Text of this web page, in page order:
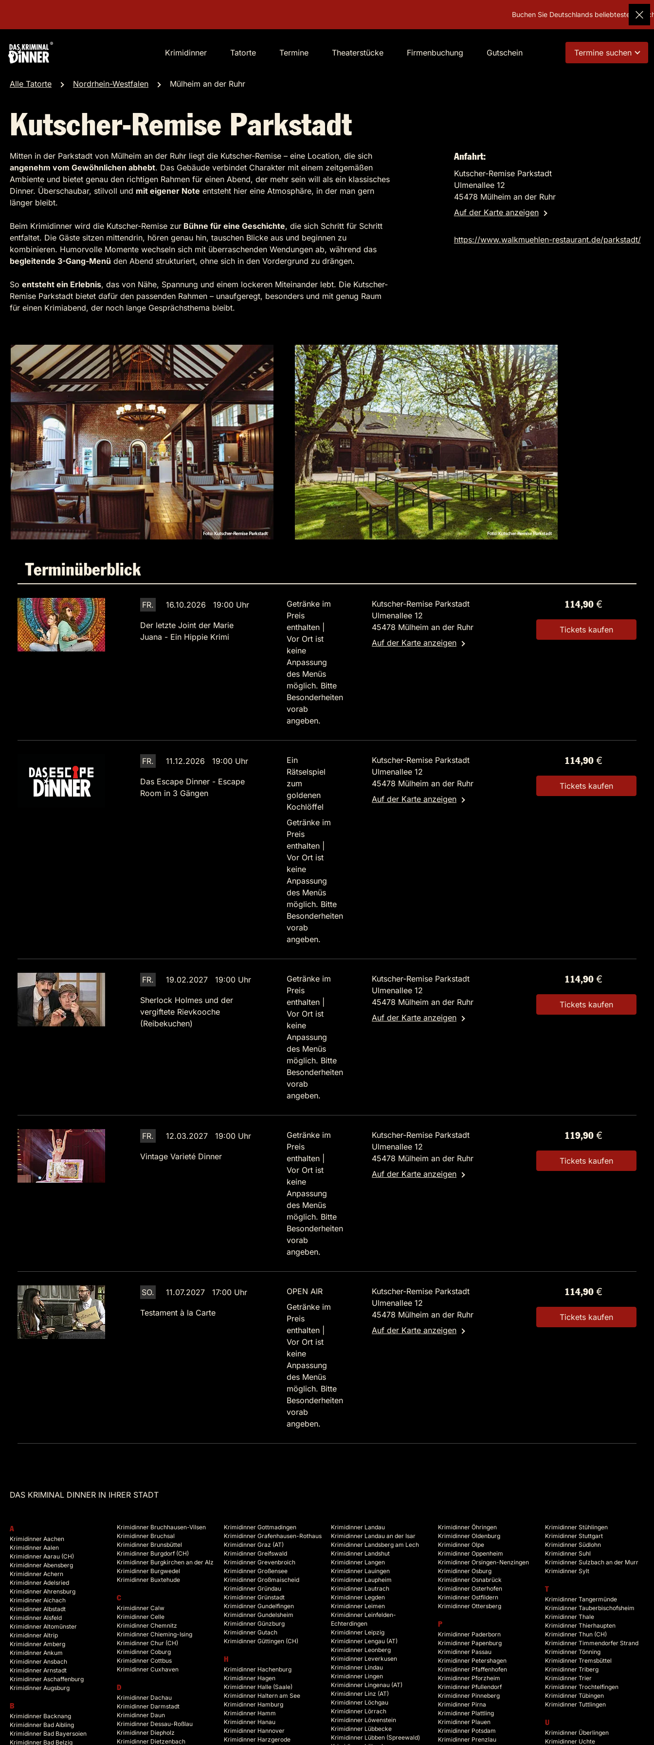
Buchen Sie Deutschlands beliebtestes Geschenk!
Krimidinner Tatorte Termine Theaterstücke Firmenbuchung Gutschein Termine suchen
Alle Tatorte Nordrhein-Westfalen Mülheim an der Ruhr
Kutscher-Remise Parkstadt
Mitten in der Parkstadt von Mülheim an der Ruhr liegt die Kutscher-Remise – eine Location, die sich
angenehm vom Gewöhnlichen abhebt. Das Gebäude verbindet Charakter mit einem zeitgemäßen
Ambiente und bietet genau den richtigen Rahmen für einen Abend, der mehr sein will als ein klassisches
Dinner. Überschaubar, stilvoll und mit eigener Note entsteht hier eine Atmosphäre, in der man gern
länger bleibt.
Beim Krimidinner wird die Kutscher-Remise zur Bühne für eine Geschichte, die sich Schritt für Schritt
entfaltet. Die Gäste sitzen mittendrin, hören genau hin, tauschen Blicke aus und beginnen zu
kombinieren. Humorvolle Momente wechseln sich mit überraschenden Wendungen ab, während das
begleitende 3-Gang-Menü den Abend strukturiert, ohne sich in den Vordergrund zu drängen.
So entsteht ein Erlebnis, das von Nähe, Spannung und einem lockeren Miteinander lebt. Die Kutscher-
Remise Parkstadt bietet dafür den passenden Rahmen – unaufgeregt, besonders und mit genug Raum
für einen Krimiabend, der noch lange Gesprächsthema bleibt.
Anfahrt:
Kutscher-Remise Parkstadt
Ulmenallee 12
45478 Mülheim an der Ruhr
Auf der Karte anzeigen
https://www.walkmuehlen-restaurant.de/parkstadt/
Terminüberblick
FR. 16.10.2026 19:00 Uhr
Der letzte Joint der Marie
Juana - Ein Hippie Krimi
Getränke im
Preis
enthalten |
Vor Ort ist
keine
Anpassung
des Menüs
möglich. Bitte
Besonderheiten
vorab
angeben.
Kutscher-Remise Parkstadt
Ulmenallee 12
45478 Mülheim an der Ruhr
Auf der Karte anzeigen
114,90 €
Tickets kaufen
FR. 11.12.2026 19:00 Uhr
Das Escape Dinner - Escape
Room in 3 Gängen
Ein
Rätselspiel
zum
goldenen
Kochlöffel
Getränke im
Preis
enthalten |
Vor Ort ist
keine
Anpassung
des Menüs
möglich. Bitte
Besonderheiten
vorab
angeben.
Kutscher-Remise Parkstadt
Ulmenallee 12
45478 Mülheim an der Ruhr
Auf der Karte anzeigen
114,90 €
Tickets kaufen
FR. 19.02.2027 19:00 Uhr
Sherlock Holmes und der
vergiftete Rievkooche
(Reibekuchen)
Getränke im
Preis
enthalten |
Vor Ort ist
keine
Anpassung
des Menüs
möglich. Bitte
Besonderheiten
vorab
angeben.
Kutscher-Remise Parkstadt
Ulmenallee 12
45478 Mülheim an der Ruhr
Auf der Karte anzeigen
114,90 €
Tickets kaufen
FR. 12.03.2027 19:00 Uhr
Vintage Varieté Dinner
Getränke im
Preis
enthalten |
Vor Ort ist
keine
Anpassung
des Menüs
möglich. Bitte
Besonderheiten
vorab
angeben.
Kutscher-Remise Parkstadt
Ulmenallee 12
45478 Mülheim an der Ruhr
Auf der Karte anzeigen
119,90 €
Tickets kaufen
SO. 11.07.2027 17:00 Uhr
Testament à la Carte
OPEN AIR
Getränke im
Preis
enthalten |
Vor Ort ist
keine
Anpassung
des Menüs
möglich. Bitte
Besonderheiten
vorab
angeben.
Kutscher-Remise Parkstadt
Ulmenallee 12
45478 Mülheim an der Ruhr
Auf der Karte anzeigen
114,90 €
Tickets kaufen
DAS KRIMINAL DINNER IN IHRER STADT
A
Krimidinner Aachen
Krimidinner Aalen
Krimidinner Aarau (CH)
Krimidinner Abensberg
Krimidinner Achern
Krimidinner Adelsried
Krimidinner Ahrensburg
Krimidinner Aichach
Krimidinner Albstadt
Krimidinner Alsfeld
Krimidinner Altomünster
Krimidinner Altrip
Krimidinner Amberg
Krimidinner Ankum
Krimidinner Ansbach
Krimidinner Arnstadt
Krimidinner Aschaffenburg
Krimidinner Augsburg
B
Krimidinner Backnang
Krimidinner Bad Aibling
Krimidinner Bad Bayersoien
Krimidinner Bad Belzig
Krimidinner Bruchhausen-Vilsen
Krimidinner Bruchsal
Krimidinner Brunsbüttel
Krimidinner Burgdorf (CH)
Krimidinner Burgkirchen an der Alz
Krimidinner Burgwedel
Krimidinner Buxtehude
C
Krimidinner Calw
Krimidinner Celle
Krimidinner Chemnitz
Krimidinner Chieming-Ising
Krimidinner Chur (CH)
Krimidinner Coburg
Krimidinner Cottbus
Krimidinner Cuxhaven
D
Krimidinner Dachau
Krimidinner Darmstadt
Krimidinner Daun
Krimidinner Dessau-Roßlau
Krimidinner Diepholz
Krimidinner Dietzenbach
Krimidinner Gottmadingen
Krimidinner Grafenhausen-Rothaus
Krimidinner Graz (AT)
Krimidinner Greifswald
Krimidinner Grevenbroich
Krimidinner Großensee
Krimidinner Großmaischeid
Krimidinner Gründau
Krimidinner Grünstadt
Krimidinner Gundelfingen
Krimidinner Gundelsheim
Krimidinner Günzburg
Krimidinner Gutach
Krimidinner Güttingen (CH)
H
Krimidinner Hachenburg
Krimidinner Hagen
Krimidinner Halle (Saale)
Krimidinner Haltern am See
Krimidinner Hamburg
Krimidinner Hamm
Krimidinner Hanau
Krimidinner Hannover
Krimidinner Harzgerode
Krimidinner Landau
Krimidinner Landau an der Isar
Krimidinner Landsberg am Lech
Krimidinner Landshut
Krimidinner Langen
Krimidinner Lauingen
Krimidinner Laupheim
Krimidinner Lautrach
Krimidinner Legden
Krimidinner Leimen
Krimidinner Leinfelden-
Echterdingen
Krimidinner Leipzig
Krimidinner Lengau (AT)
Krimidinner Leonberg
Krimidinner Leverkusen
Krimidinner Lindau
Krimidinner Lingen
Krimidinner Lingenau (AT)
Krimidinner Linz (AT)
Krimidinner Löchgau
Krimidinner Lörrach
Krimidinner Löwenstein
Krimidinner Lübbecke
Krimidinner Lübben (Spreewald)
Krimidinner Öhringen
Krimidinner Oldenburg
Krimidinner Olpe
Krimidinner Oppenheim
Krimidinner Orsingen-Nenzingen
Krimidinner Osburg
Krimidinner Osnabrück
Krimidinner Osterhofen
Krimidinner Ostfildern
Krimidinner Ottersberg
P
Krimidinner Paderborn
Krimidinner Papenburg
Krimidinner Passau
Krimidinner Petershagen
Krimidinner Pfaffenhofen
Krimidinner Pforzheim
Krimidinner Pfullendorf
Krimidinner Pinneberg
Krimidinner Pirna
Krimidinner Plattling
Krimidinner Plauen
Krimidinner Potsdam
Krimidinner Prenzlau
Krimidinner Stühlingen
Krimidinner Stuttgart
Krimidinner Südlohn
Krimidinner Suhl
Krimidinner Sulzbach an der Murr
Krimidinner Sylt
T
Krimidinner Tangermünde
Krimidinner Tauberbischofsheim
Krimidinner Thale
Krimidinner Thierhaupten
Krimidinner Thun (CH)
Krimidinner Timmendorfer Strand
Krimidinner Tönning
Krimidinner Tremsbüttel
Krimidinner Triberg
Krimidinner Trier
Krimidinner Trochtelfingen
Krimidinner Tübingen
Krimidinner Tuttlingen
U
Krimidinner Überlingen
Krimidinner Uchte